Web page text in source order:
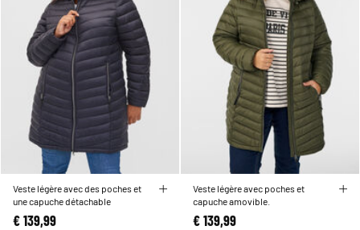
Veste légère avec des poches et
une capuche détachable
€ 139,99
Veste légère avec poches et
capuche amovible.
€ 139,99